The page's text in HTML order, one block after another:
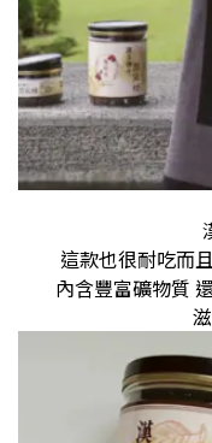
這款也很耐吃而
內含豐富礦物質